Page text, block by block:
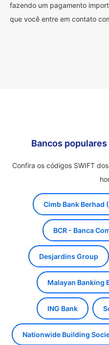
fazendo um pagamento
que você entre em contato
Bancos
Confira os códigos SWIFT
Cimb Bank Berhad
BCR - Banca
Desjardins Group
Malayan Banking
ING Bank
Nationwide Building